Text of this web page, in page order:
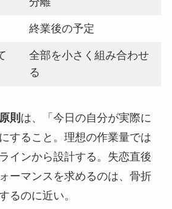
終業後の予定
全部を小さく組み合わせ
る
則 は、「今日の自分が実際に
すること。理想の作業量では
インから設計する。失恋直後
ーマンスを求めるのは、骨折
るのに近い。